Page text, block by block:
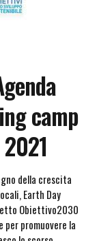
camp
della crescita
Earth Day
Obiettivo2030
promuovere la